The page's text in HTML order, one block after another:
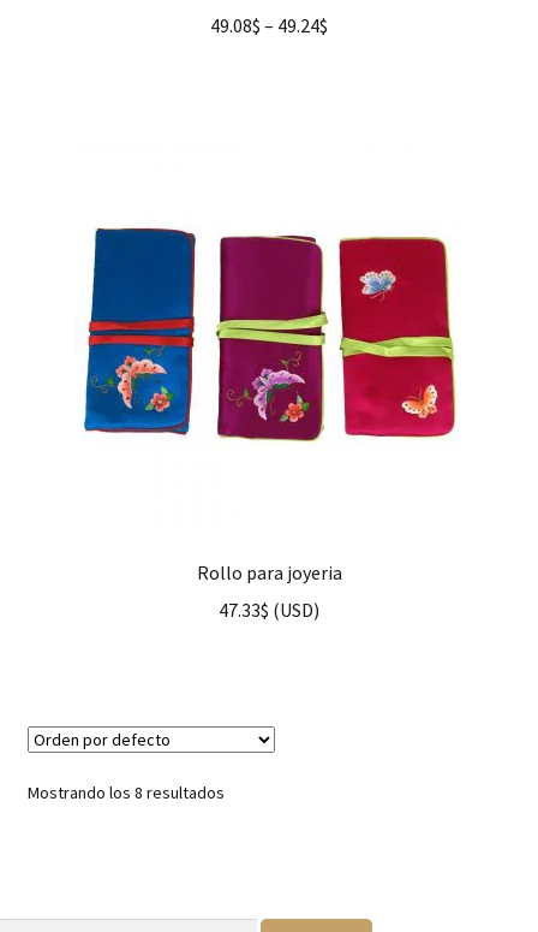
49.08$ – 49.24$
Rollo para joyeria
47.33$ (USD)
Mostrando los 8 resultados